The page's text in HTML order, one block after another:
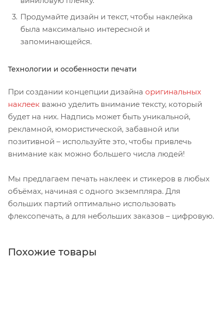
Продумайте дизайн и текст, чтобы наклейка
была максимально интересной и
запоминающейся.
Технологии и особенности печати
При создании концепции дизайна оригинальных
наклеек важно уделить внимание тексту, который
будет на них. Надпись может быть уникальной,
рекламной, юмористической, забавной или
позитивной – используйте это, чтобы привлечь
внимание как можно большего числа людей!
Мы предлагаем печать наклеек и стикеров в любых
объёмах, начиная с одного экземпляра. Для
больших партий оптимально использовать
флексопечать, а для небольших заказов – цифровую.
Похожие товары